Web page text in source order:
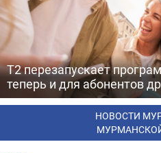
Т2 перезапускает
теперь и для абонентов
НОВОСТИ